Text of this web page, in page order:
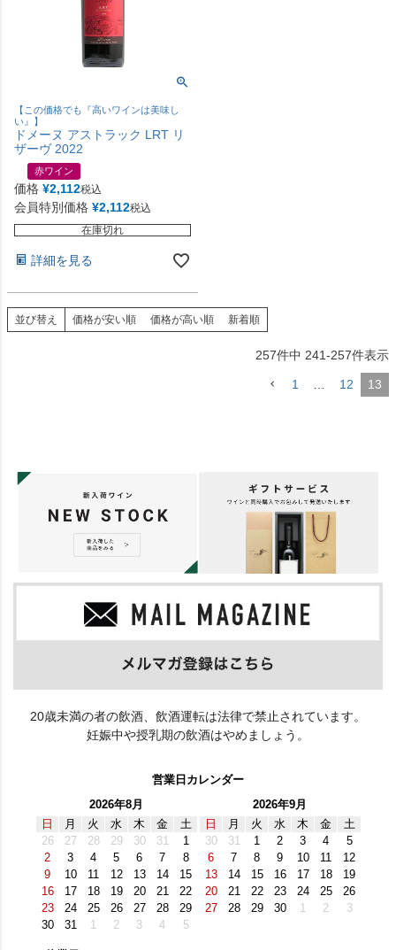
【この価格でも『高いワインは美味し
い』】
ドメーヌ アストラック LRT リ
ザーヴ 2022
赤ワイン
価格 ¥2,112税込
会員特別価格 ¥2,112税込
在庫切れ
詳細を見る
並び替え 価格が安い順 価格が高い順 新着順
257件中 241-257件表示
1 12 13
20歳未満の者の飲酒、飲酒運転は法律で禁止されています。
妊娠中や授乳期の飲酒はやめましょう。
営業日カレンダー
2026年8月
日
月 火 水 木 金
土
26
27 28 29 30 31
1
2
3 4 5 6 7
8
9
10 11 12 13 14
15
16
17 18 19 20 21
22
23
24 25 26 27 28
29
30
31 1 2 3 4 5
2026年9月
日
月 火 水 木 金
土
30
31 1 2 3 4
5
6
7 8 9 10 11
12
13
14 15 16 17 18
19
20
21 22 23 24 25
26
27
28 29 30 1 2 3